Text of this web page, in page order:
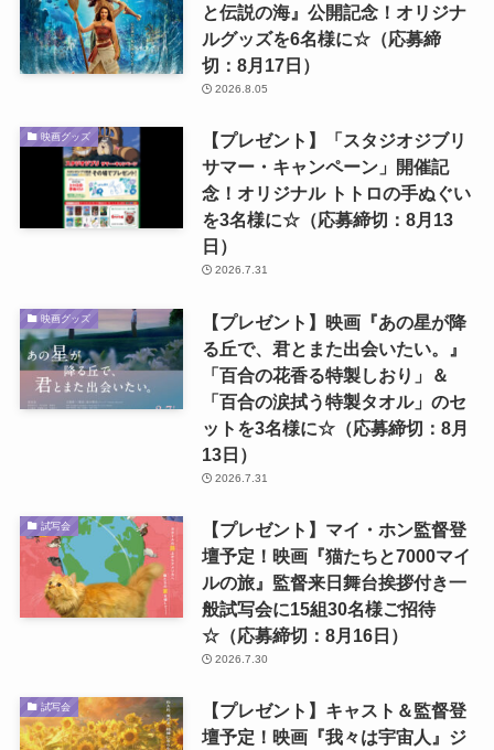
と伝説の海』公開記念！オリジナ
ルグッズを6名様に☆（応募締
切：8月17日）
2026.8.05
映画グッズ
【プレゼント】「スタジオジブリ
サマー・キャンペーン」開催記
念！オリジナル トトロの手ぬぐい
を3名様に☆（応募締切：8月13
日）
2026.7.31
映画グッズ
【プレゼント】映画『あの星が降
る丘で、君とまた出会いたい。』
「百合の花香る特製しおり」＆
「百合の涙拭う特製タオル」のセ
ットを3名様に☆（応募締切：8月
13日）
2026.7.31
試写会
【プレゼント】マイ・ホン監督登
壇予定！映画『猫たちと7000マイ
ルの旅』監督来日舞台挨拶付き一
般試写会に15組30名様ご招待
☆（応募締切：8月16日）
2026.7.30
試写会
【プレゼント】キャスト＆監督登
壇予定！映画『我々は宇宙人』ジ